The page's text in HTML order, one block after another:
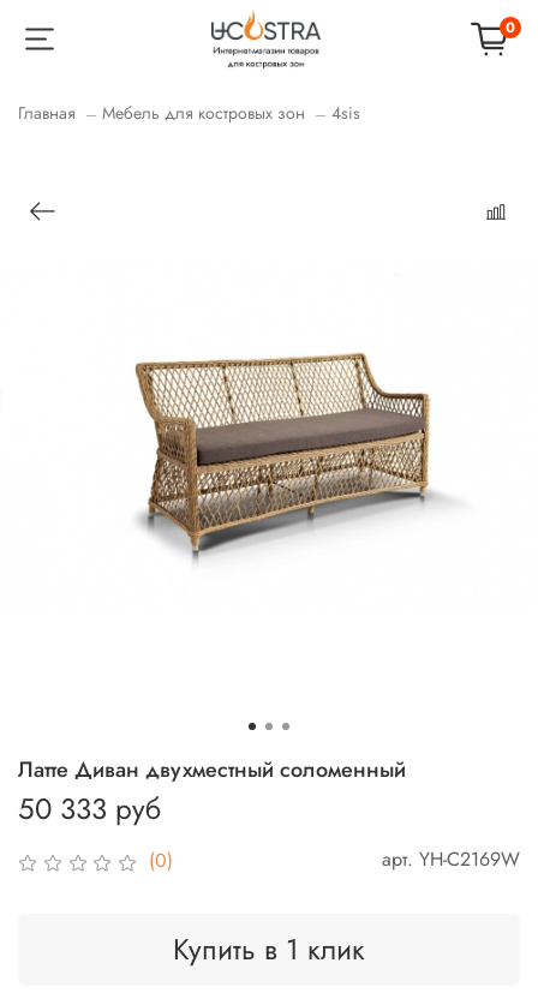
0
Главная Мебель для костровых зон 4sis
(0) арт. YH-C2169W
Латте Диван двухместный соломенный
50 333 руб
Купить в 1 клик